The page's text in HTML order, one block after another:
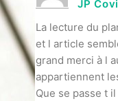
JP
La lecture du
et l article
grand merci à l
appartiennent
Que se passe t